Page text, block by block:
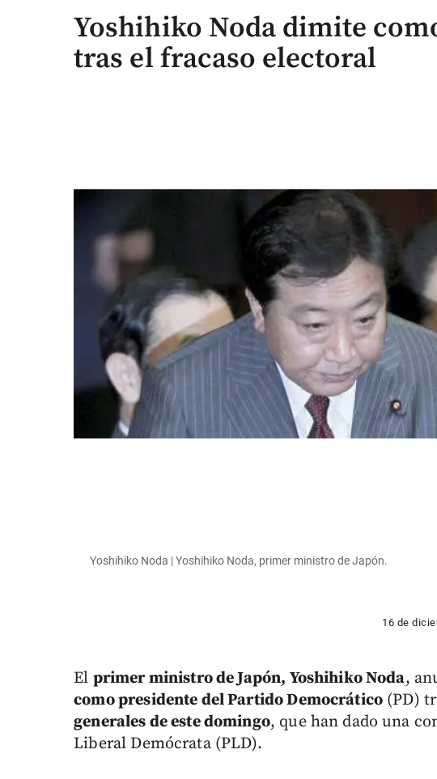
Yoshihiko Noda dimite
tras el fracaso electoral
Yoshihiko Noda | Yoshihiko Noda, primer ministro de Japón.
16 de
El primer ministro de Japón, Yoshihiko Noda,
como presidente del Partido Democrático (PD)
generales de este domingo, que han dado una
Liberal Demócrata (PLD).